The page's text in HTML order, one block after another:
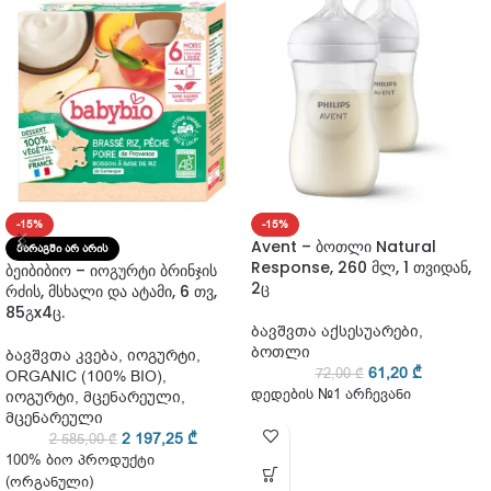
-15%
ᲛᲐᲠᲐᲒᲨᲘ ᲐᲠ ᲐᲠᲘᲡ
ბეიბიბიო – იოგურტი ბრინჯის
რძის, მსხალი და ატამი, 6 თვ,
85გx4ც.
ბავშვთა კვება, იოგურტი,
ORGANIC (100% BIO),
იოგურტი, მცენარეული,
მცენარეული
2 585,00₾ 2 197,25 ₾
100% ბიო პროდუქტი
(ორგანული)
-15%
Avent – ბოთლი Natural
Response, 260 მლ, 1 თვიდან,
2ც
ბავშვთა აქსესუარები,
ბოთლი
72,00₾ 61,20 ₾
დედების №1 არჩევანი